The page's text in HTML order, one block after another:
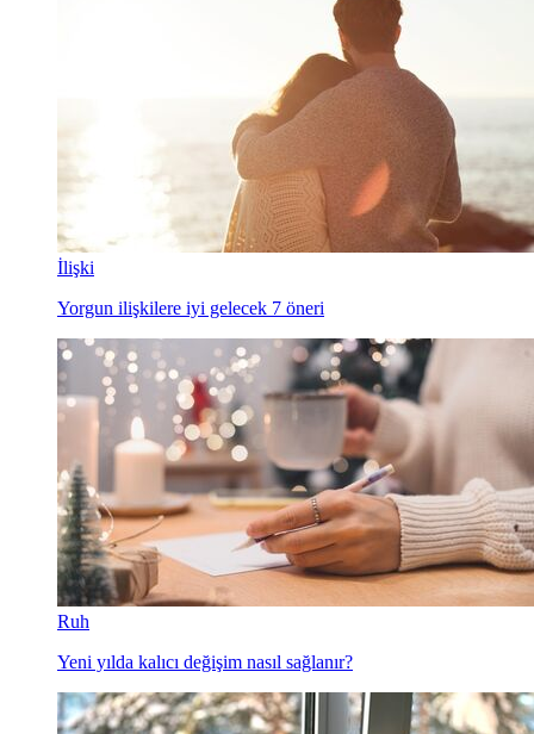
İlişki
Yorgun ilişkilere iyi gelecek 7 öneri
Ruh
Yeni yılda kalıcı değişim nasıl sağlanır?